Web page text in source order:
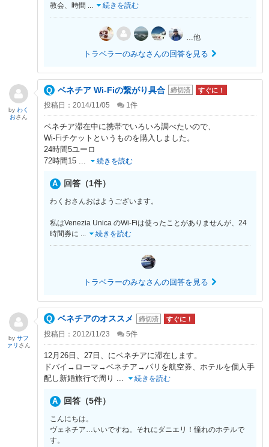
教会、時間 ... 続きを読む
…他
トラベラーのみなさんの回答を見る
ベネチア Wi-Fiの繋がり具合 締切済 すぐに！
投稿日：2014/11/05 1件
ベネチア滞在中に携帯でいろいろ調べたいので、
Wi-Fiチケットというものを購入しました。
24時間5ユーロ
72時間15 ... 続きを読む
回答（1件）
わくおさんおはようございます。
私はVenezia Unica のWi-Fiは使ったことがありませんが、24
時間券に ... 続きを読む
トラベラーのみなさんの回答を見る
by わく
おさん
ベネチアのオススメ 締切済 すぐに！
投稿日：2012/11/23 5件
12月26日、27日、にベネチアに滞在します。
ドバイ→ローマ→ベネチア→パリを航空券、ホテルを個人手
配し新婚旅行で周り
続きを読む
回答（5件）
こんにちは。
ヴェネチア…いいですね。それにダニエリ！憧れのホテルで
す。
by サフ
ァリ さん